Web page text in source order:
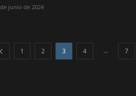
junio de 2024
1 2 3 4 ... 7